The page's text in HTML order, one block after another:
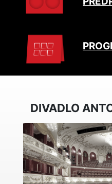
DIVADLO